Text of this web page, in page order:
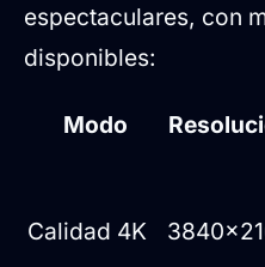
espectaculares, con
disponibles:
Modo
Calidad 4K